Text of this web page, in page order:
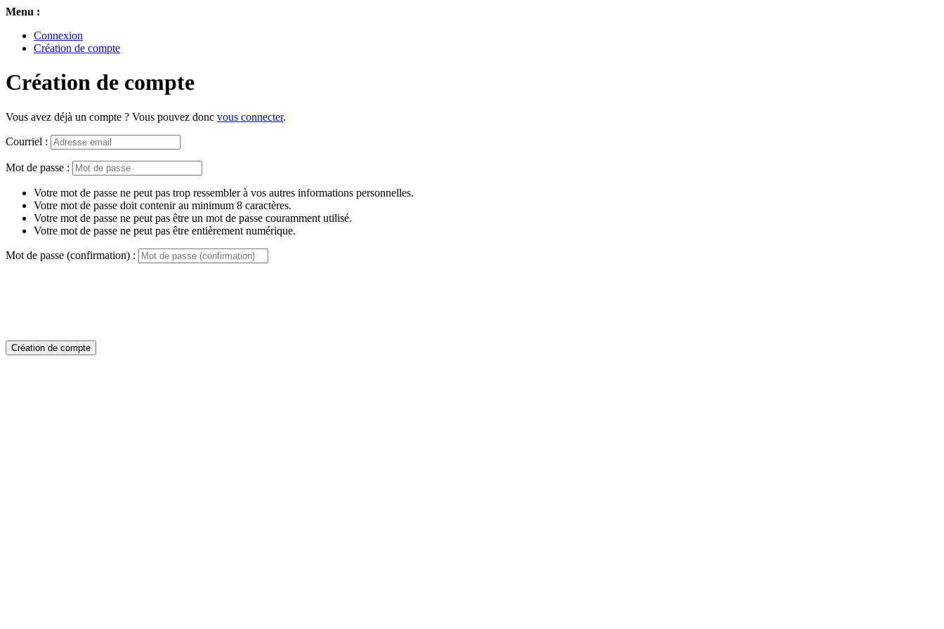
Menu :
Connexion
Création de compte
Création de compte
Vous avez déjà un compte ? Vous pouvez donc vous connecter.
Courriel :
Mot de passe :
Votre mot de passe ne peut pas trop ressembler à vos autres informations personnelles.
Votre mot de passe doit contenir au minimum 8 caractères.
Votre mot de passe ne peut pas être un mot de passe couramment utilisé.
Votre mot de passe ne peut pas être entièrement numérique.
Mot de passe (confirmation) :
Création de compte